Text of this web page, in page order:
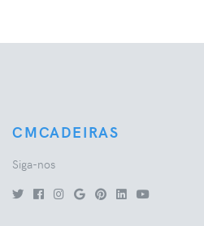
CMCADEIRAS
Siga-nos